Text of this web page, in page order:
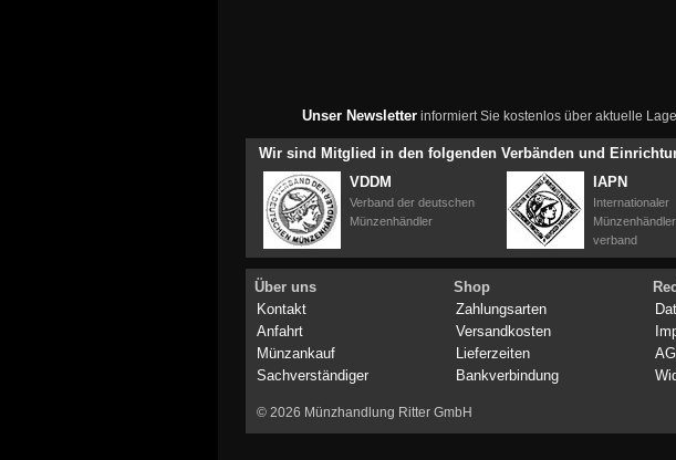
Unser Newsletterinformiert Sie kostenlos über aktuelle
Wir sind Mitglied in den folgenden Verbänden und
VDDM
Verband der deutschen
Münzenhändler
IAPN
Internationaler
verband
Über uns
Kontakt
Anfahrt
Münzankauf
Sachverständiger
Shop
Zahlungsarten
Versandkosten
Lieferzeiten
Bankverbindung
© 2026 Münzhandlung Ritter GmbH